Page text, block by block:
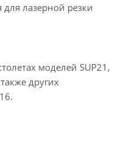
лазерной резки
моделей SUP21,
других